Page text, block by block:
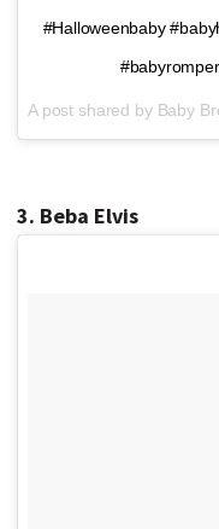
#Halloweenbaby
A post shared by Baby
3. Beba Elvis